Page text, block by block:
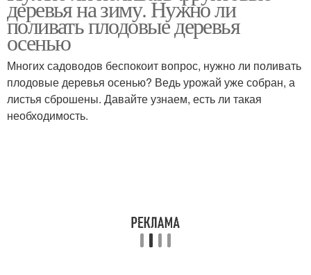
деревья на зиму. Нужно ли
поливать плодовые деревья
осенью
Многих садоводов беспокоит вопрос, нужно ли поливать
плодовые деревья осенью? Ведь урожай уже собран, а
листья сброшены. Давайте узнаем, есть ли такая
необходимость.